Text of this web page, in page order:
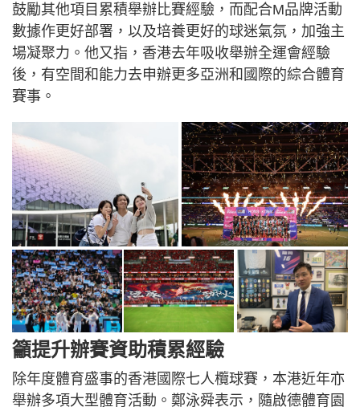
鼓勵其他項目累積舉辦比賽經驗，而配合M品牌活動
數據作更好部署，以及培養更好的球迷氣氛，加強主
場凝聚力。他又指，香港去年吸收舉辦全運會經驗
後，有空間和能力去申辦更多亞洲和國際的綜合體育
賽事。
籲提升辦賽資助積累經驗
除年度體育盛事的香港國際七人欖球賽，本港近年亦
舉辦多項大型體育活動。鄭泳舜表示，隨啟德體育園